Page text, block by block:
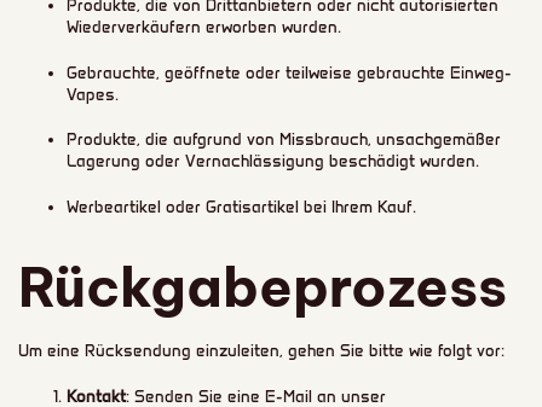
Produkte, die von Drittanbietern oder nicht autorisierten
Wiederverkäufern erworben wurden.
Gebrauchte, geöffnete oder teilweise gebrauchte Einweg-
Vapes.
Produkte, die aufgrund von Missbrauch, unsachgemäßer
Lagerung oder Vernachlässigung beschädigt wurden.
Werbeartikel oder Gratisartikel bei Ihrem Kauf.
Rückgabeprozess
Um eine Rücksendung einzuleiten, gehen Sie bitte wie folgt vor:
Kontakt: Senden Sie eine E-Mail an unser